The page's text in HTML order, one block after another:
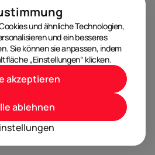
und ähnliche Technologien,
und ein besseres
Sie können sie anpassen, indem
„Einstellungen“ klicken.
ablehnen
akzeptieren